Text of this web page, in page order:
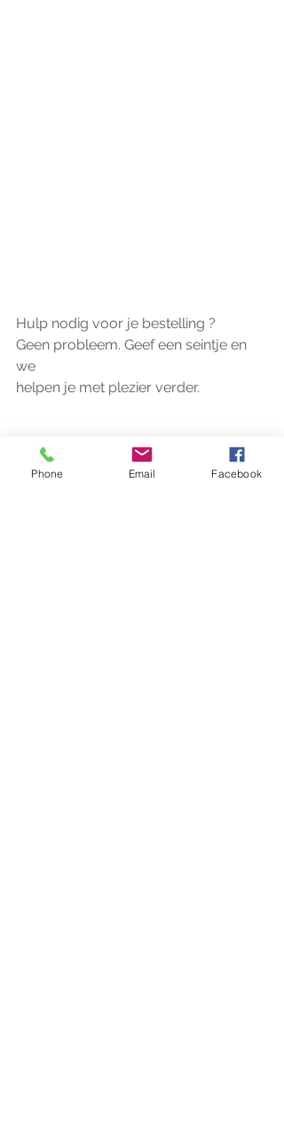
Hulp nodig voor je bestelling ?
Geen probleem. Geef een seintje en
we
helpen je met plezier verder.
Groeten,
Marleen en Luc
Phone Email Facebook